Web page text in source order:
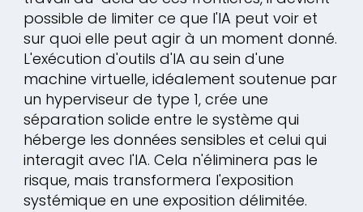
possible de limiter ce que l'IA peut voir et
sur quoi elle peut agir à un moment donné.
L'exécution d'outils d'IA au sein d'une
machine virtuelle, idéalement soutenue par
un hyperviseur de type 1, crée une
séparation solide entre le système qui
héberge les données sensibles et celui qui
interagit avec l'IA. Cela n'éliminera pas le
risque, mais transformera l'exposition
systémique en une exposition délimitée.